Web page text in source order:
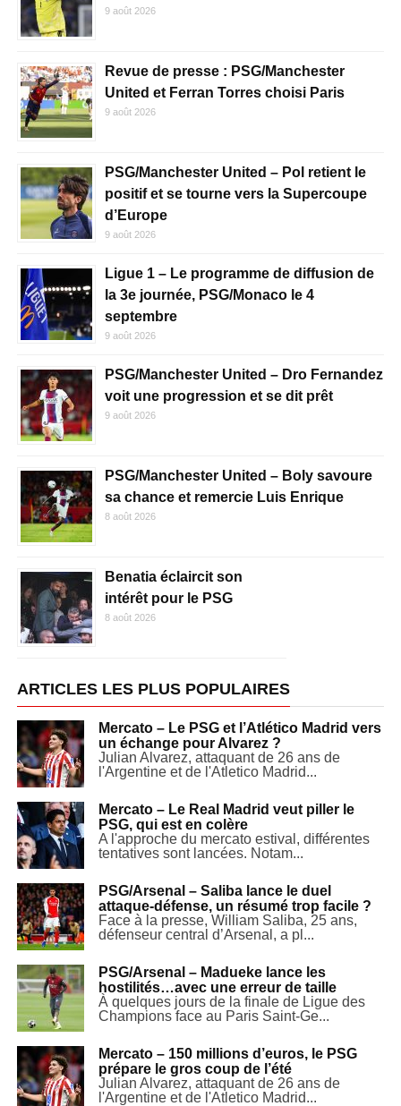
9 août 2026
Revue de presse : PSG/Manchester
United et Ferran Torres choisi Paris
9 août 2026
PSG/Manchester United – Pol retient le
positif et se tourne vers la Supercoupe
d’Europe
9 août 2026
Ligue 1 – Le programme de diffusion de
la 3e journée, PSG/Monaco le 4
septembre
9 août 2026
PSG/Manchester United – Dro Fernandez
voit une progression et se dit prêt
9 août 2026
PSG/Manchester United – Boly savoure
sa chance et remercie Luis Enrique
8 août 2026
Benatia éclaircit son
intérêt pour le PSG
8 août 2026
ARTICLES LES PLUS POPULAIRES
Mercato – Le PSG et l’Atlético Madrid vers
un échange pour Alvarez ?
Julian Alvarez, attaquant de 26 ans de
l'Argentine et de l'Atletico Madrid...
Mercato – Le Real Madrid veut piller le
PSG, qui est en colère
A l'approche du mercato estival, différentes
tentatives sont lancées. Notam...
PSG/Arsenal – Saliba lance le duel
attaque-défense, un résumé trop facile ?
Face à la presse, William Saliba, 25 ans,
défenseur central d’Arsenal, a pl...
PSG/Arsenal – Madueke lance les
hostilités…avec une erreur de taille
À quelques jours de la finale de Ligue des
Champions face au Paris Saint-Ge...
Mercato – 150 millions d’euros, le PSG
prépare le gros coup de l’été
Julian Alvarez, attaquant de 26 ans de
l'Argentine et de l'Atletico Madrid...